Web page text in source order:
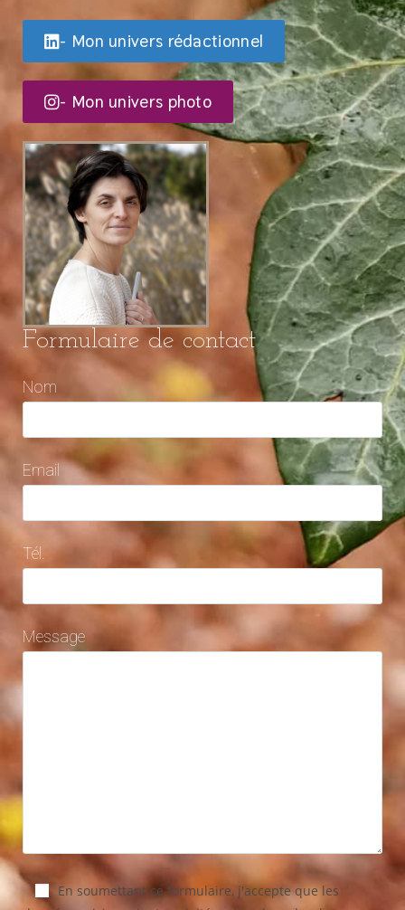
- Mon univers rédactionnel
- Mon univers photo
Formulaire de contact
Nom
Email
Tél.
Message
En soumettant ce formulaire, j'accepte que les